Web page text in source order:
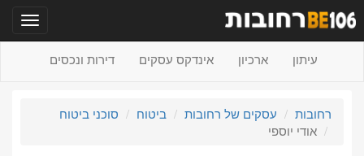
עיתון ארכיון אינדקס עסקים דירות ונכסים
רחובות עסקים של רחובות ביטוח
סוכני ביטוח
אודי יוספי